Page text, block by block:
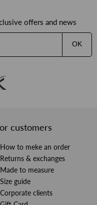
offers and news
OK
customers
How to meke an order
Returns & exchanges
Made to measure
Size guide
Corporate clients